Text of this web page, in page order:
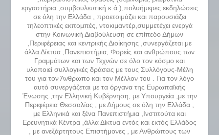
εργαστήρια ,συμβουλευτική κ.ά.),πολυήμερες εκδηλώσεις
σε όλη την Ελλάδα , προετοιμάζει και παρουσιάζει
τηλεοπτικές εκπομπές, ντοκιμαντέρ,συμμετέχει ενεργά
στην Κοινωνική Διαβούλευση σε επίπεδο Δήμων
,Περιφέρειας και κεντρικής Διοίκησης ,συνεργάζεται με
άλλα Δίκτυα ,Πανεπιστήμια, Φορείς και ανθρώπους των
Γραμμάτων και των Τεχνών σε όλο τον κόσμο και
υλοποιεί συλλογικές δράσεις με τους Συλλόγους-Μέλη
του για τον Άνθρωπο και τον Μέλλον του . Για τον λόγο
αυτό συνεργάζεται με τα όργανα της Ευρωπαϊκής
Ένωσης ,την Ελληνική Κυβέρνηση, με Υπουργεία ,με την
Περιφέρεια Θεσσαλίας , με Δήμους σε όλη την Ελλάδα ,
με Ελληνικά και ξένα Πανεπιστήμια ,Ινστιτούτα και
Ερευνητικά Κέντρα ,άλλα Δίκτυα εντός και εκτός Ελλάδος
, με ανεξάρτητους Επιστήμονες , με Ανθρώπους των